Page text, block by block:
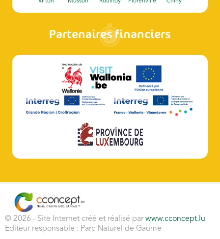
Partenaires financiers
© 2026 - Site Internet créé et réalisé parwww.cconcept.lu
Editeur responsable : Parc Naturel de Gaume